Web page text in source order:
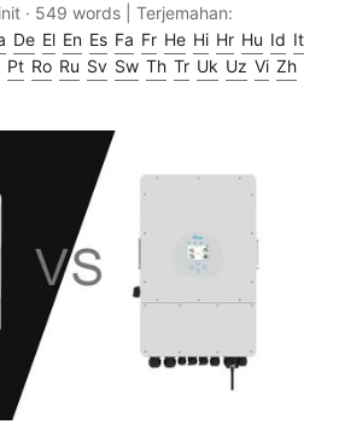
· 549 words | Terjemahan:
De El En Es Fa Fr He Hi Hr Hu Id It
Pt Ro Ru Sv Sw Th Tr Uk Uz Vi Zh